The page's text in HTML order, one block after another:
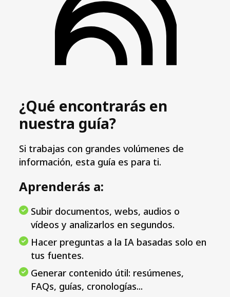
¿Qué encontrarás en
nuestra guía?
Si trabajas con grandes volúmenes de
información, esta guía es para ti.
Aprenderás a:
Subir documentos, webs, audios o
vídeos y analizarlos en segundos.
Hacer preguntas a la IA basadas solo en
tus fuentes.
Generar contenido útil: resúmenes,
FAQs, guías, cronologías...